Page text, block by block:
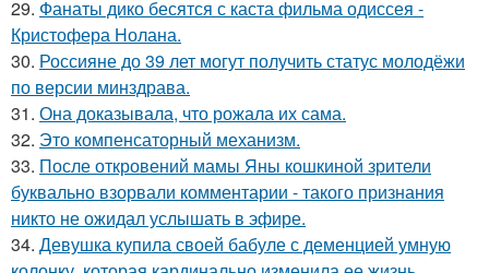
29. Фанаты дико бесятся с каста фильма одиссея -
Кристофера Нолана.
30. Россияне до 39 лет могут получить статус молодёжи
по версии минздрава.
31. Она доказывала, что рожала их сама.
32. Это компенсаторный механизм.
33. После откровений мамы Яны кошкиной зрители
буквально взорвали комментарии - такого признания
никто не ожидал услышать в эфире.
34. Девушка купила своей бабуле с деменцией умную